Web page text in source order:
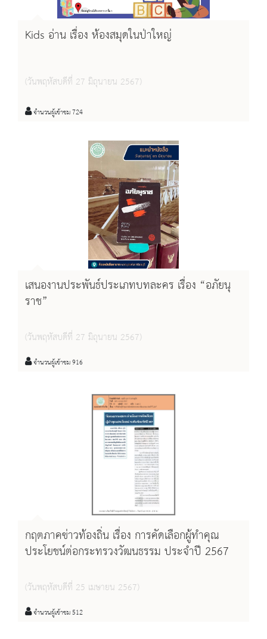
Kids อ่าน เรื่อง ห้องสมุดในป่าใหญ่
(วันพฤหัสบดีที่ 27 มิถุนายน 2567)
จำนวนผู้เข้าชม 724
เสนองานประพันธ์ประเภทบทละคร เรื่อง “อภัยนุ
ราช”
(วันพฤหัสบดีที่ 27 มิถุนายน 2567)
จำนวนผู้เข้าชม 916
กฤตภาคข่าวท้องถิ่น เรื่อง การคัดเลือกผู้ทำคุณ
ประโยชน์ต่อกระทรวงวัฒนธรรม ประจำปี 2567
(วันพฤหัสบดีที่ 25 เมษายน 2567)
จำนวนผู้เข้าชม 512